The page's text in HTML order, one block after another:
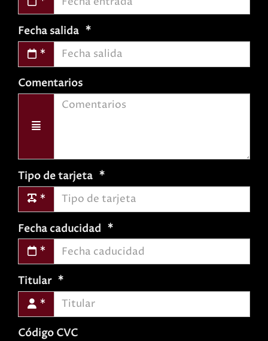
Fecha salida
Comentarios
Tipo de tarjeta
Fecha caducidad
Titular
Código CVC